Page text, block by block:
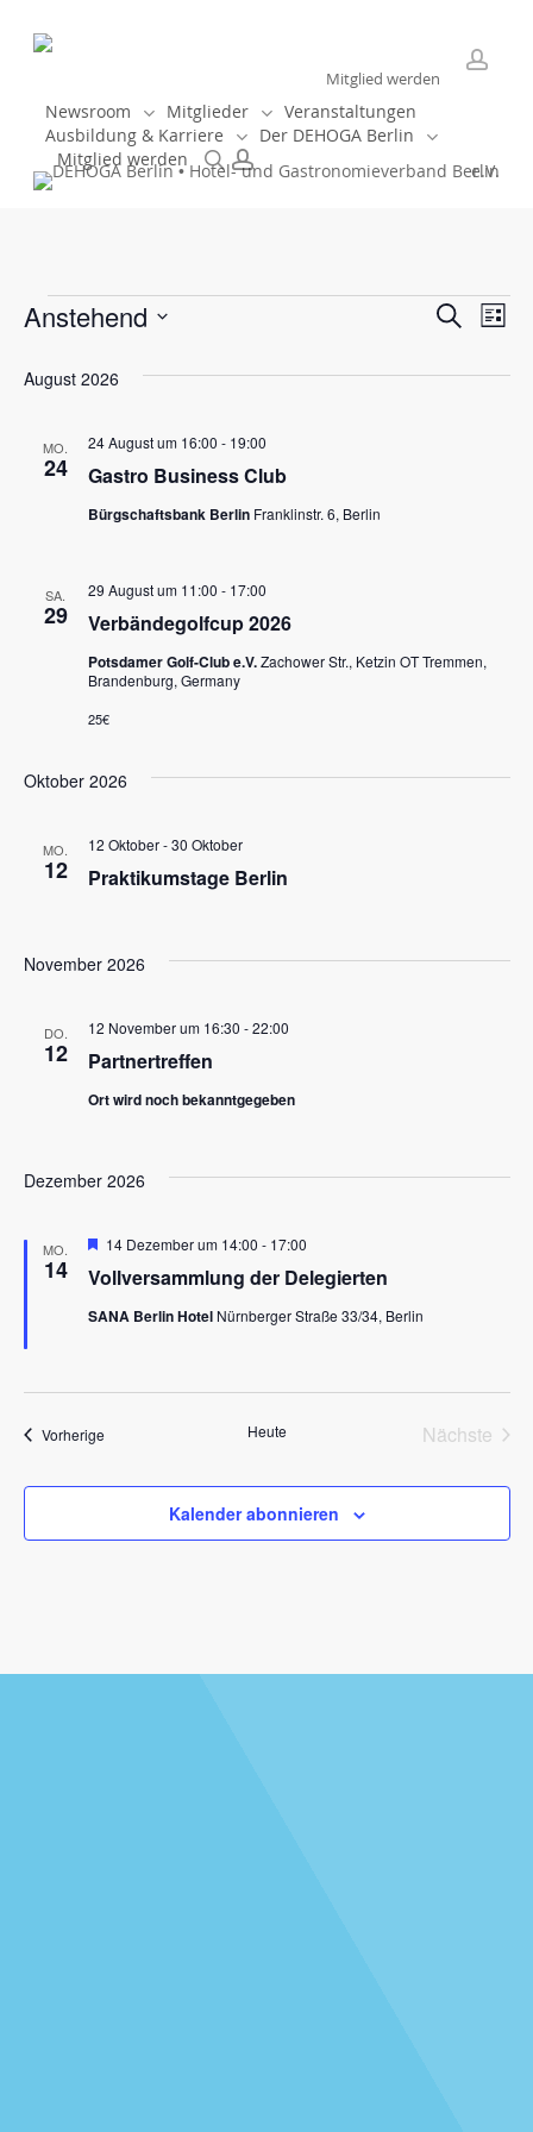
content
Mitglied werden
Newsroom Mitglieder
Veranstaltungen
Ausbildung & Karriere
Der DEHOGA Berlin
Mitglied werden
search
account
Startseite»Veranstaltungen
Veranstaltungen
SucheListe
Anstehend
wählen.
August 2026
MO.
24
24 August um 16:00 - 19:00
Gastro Business Club
Bürgschaftsbank Berlin Franklinstr. 6, Berlin
SA.
29
29 August um 11:00 - 17:00
Verbändegolfcup 2026
Potsdamer Golf-Club e.V.Zachower Str., Ketzin OT Tremmen,
Brandenburg, Germany
25€
Oktober 2026
MO.
12
12 Oktober-30 Oktober
Praktikumstage Berlin
November 2026
DO.
12
12 November um 16:30 -22:00
Partnertreffen
Ort wird noch bekanntgegeben
Dezember 2026
MO.
14
Hervorgehoben
14 Dezember um 14:00 - 17:00
Vollversammlung der Delegierten
SANA Berlin Hotel Nürnberger Straße 33/34, Berlin
VorherigeVeranstaltungen Heute
Nächste
Kalender abonnieren